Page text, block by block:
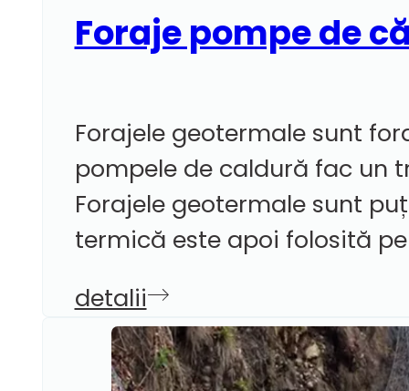
Foraje pompe de
Forajele geotermale sunt
pompele de caldură fac un
Forajele geotermale sunt
termică este apoi folosită
detalii